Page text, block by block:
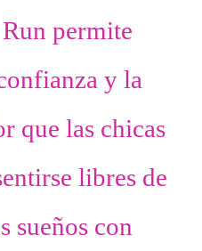
permite
y la
que las chicas
libres de
sueños con